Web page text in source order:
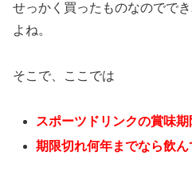
せっかく買ったものなのでで
よね。
そこで、ここでは
スポーツドリンクの賞味
期限切れ何年までなら飲